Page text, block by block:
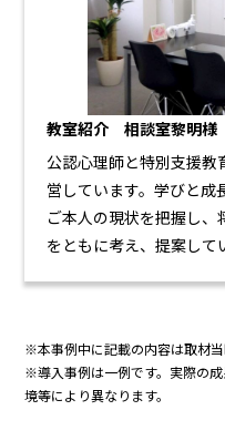
教室紹介 相談室黎明様
公認心理師と特別支援教
営しています。学びと成
ご本人の現状を把握し、
をともに考え、提案して
※本事例中に記載の内容は取材当
※導入事例は一例です。実際の
境等により異なります。